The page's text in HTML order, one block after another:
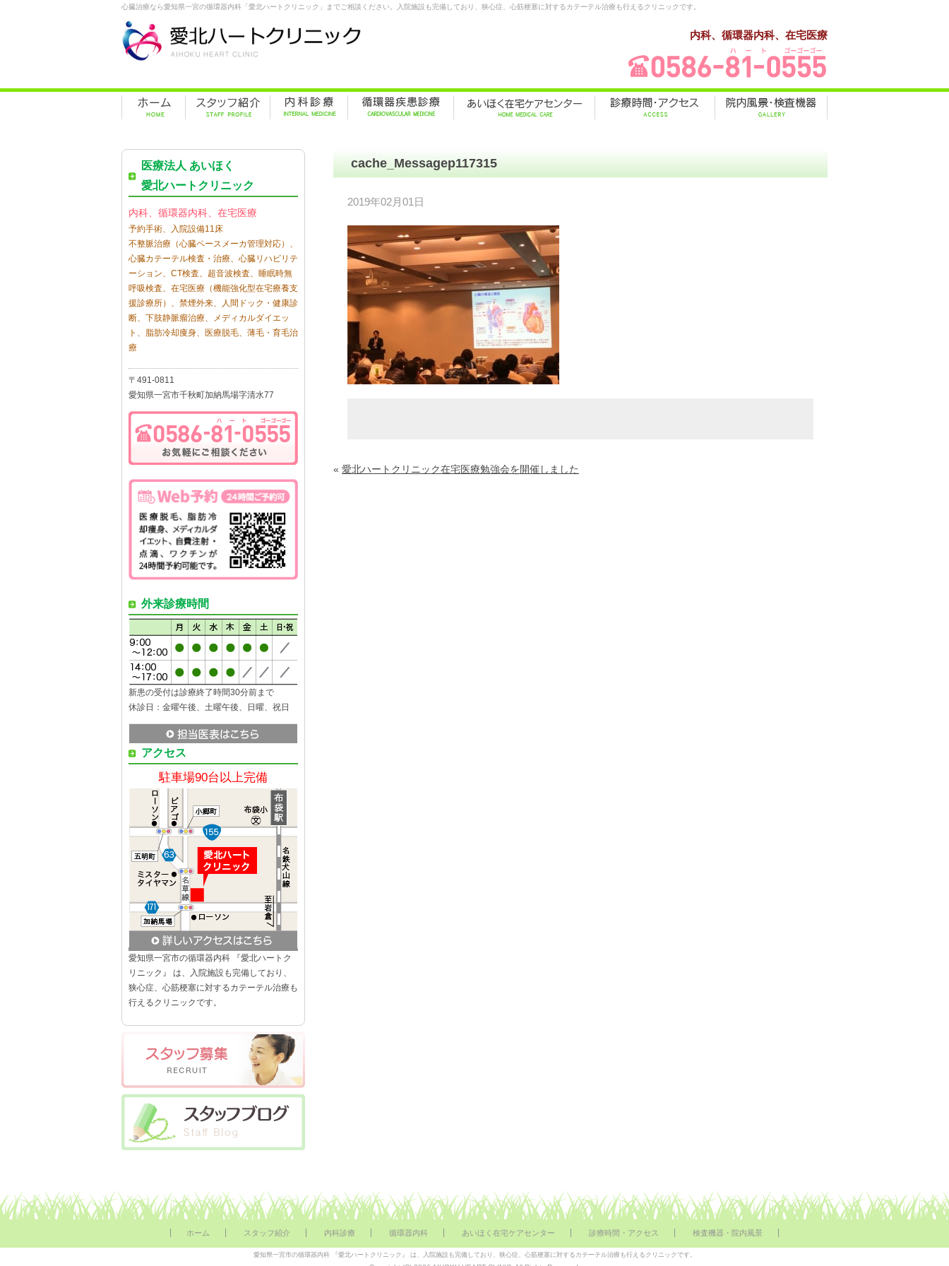
心臓治療なら愛知県一宮の循環器内科「愛北ハートクリニック」までご相談ください。入院施設も完備しており、狭心症、心筋梗塞に対するカテーテル治療も行えるクリニックです。
内科、循環器内科、在宅医療
cache_Messagep117315
2019年02月01日
« 愛北ハートクリニック在宅医療勉強会を開催しました
医療法人 あいほく
愛北ハートクリニック
内科、循環器内科、在宅医療
予約手術、入院設備11床
不整脈治療（心臓ペースメーカ管理対応）、
心臓カテーテル検査・治療、心臓リハビリテ
ーション、CT検査、超音波検査、睡眠時無
呼吸検査、在宅医療（機能強化型在宅療養支
援診療所）、禁煙外来、人間ドック・健康診
断、下肢静脈瘤治療、メディカルダイエッ
ト、脂肪冷却痩身、医療脱毛、薄毛・育毛治
療
〒491-0811
愛知県一宮市千秋町加納馬場字清水77
外来診療時間
新患の受付は診療終了時間30分前まで
休診日：金曜午後、土曜午後、日曜、祝日
アクセス
駐車場90台以上完備
愛知県一宮市の循環器内科 『愛北ハートク
リニック』 は、入院施設も完備しており、
狭心症、心筋梗塞に対するカテーテル治療も
行えるクリニックです。
ホーム スタッフ紹介 内科診療 循環器内科 あいほく在宅ケアセンター 診療時間・アクセス 検査機器・院内風景
愛知県一宮市の循環器内科 『愛北ハートクリニック』 は、入院施設も完備しており、狭心症、心筋梗塞に対するカテーテル治療も行えるクリニックです。